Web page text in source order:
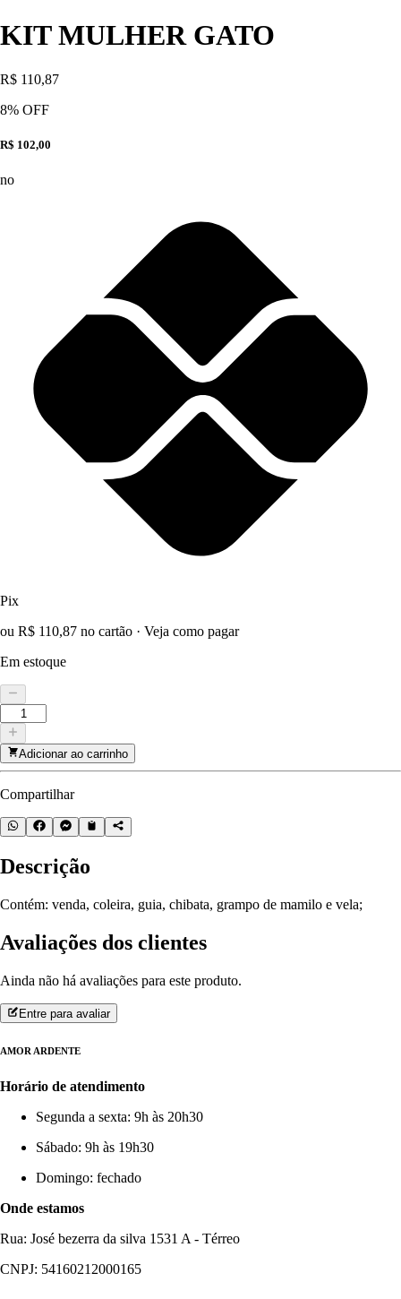
KIT MULHER GATO
R$ 110,87
8% OFF
R$ 102,00
no
Pix
ou R$ 110,87 no cartão · Veja como pagar
Em estoque
Adicionar ao carrinho
Compartilhar
Descrição
Contém: venda, coleira, guia, chibata, grampo de mamilo e vela;
Avaliações dos clientes
Ainda não há avaliações para este produto.
Entre para avaliar
AMOR ARDENTE
Horário de atendimento
Segunda a sexta: 9h às 20h30
Sábado: 9h às 19h30
Domingo: fechado
Onde estamos
Rua: José bezerra da silva 1531 A - Térreo
CNPJ: 54160212000165